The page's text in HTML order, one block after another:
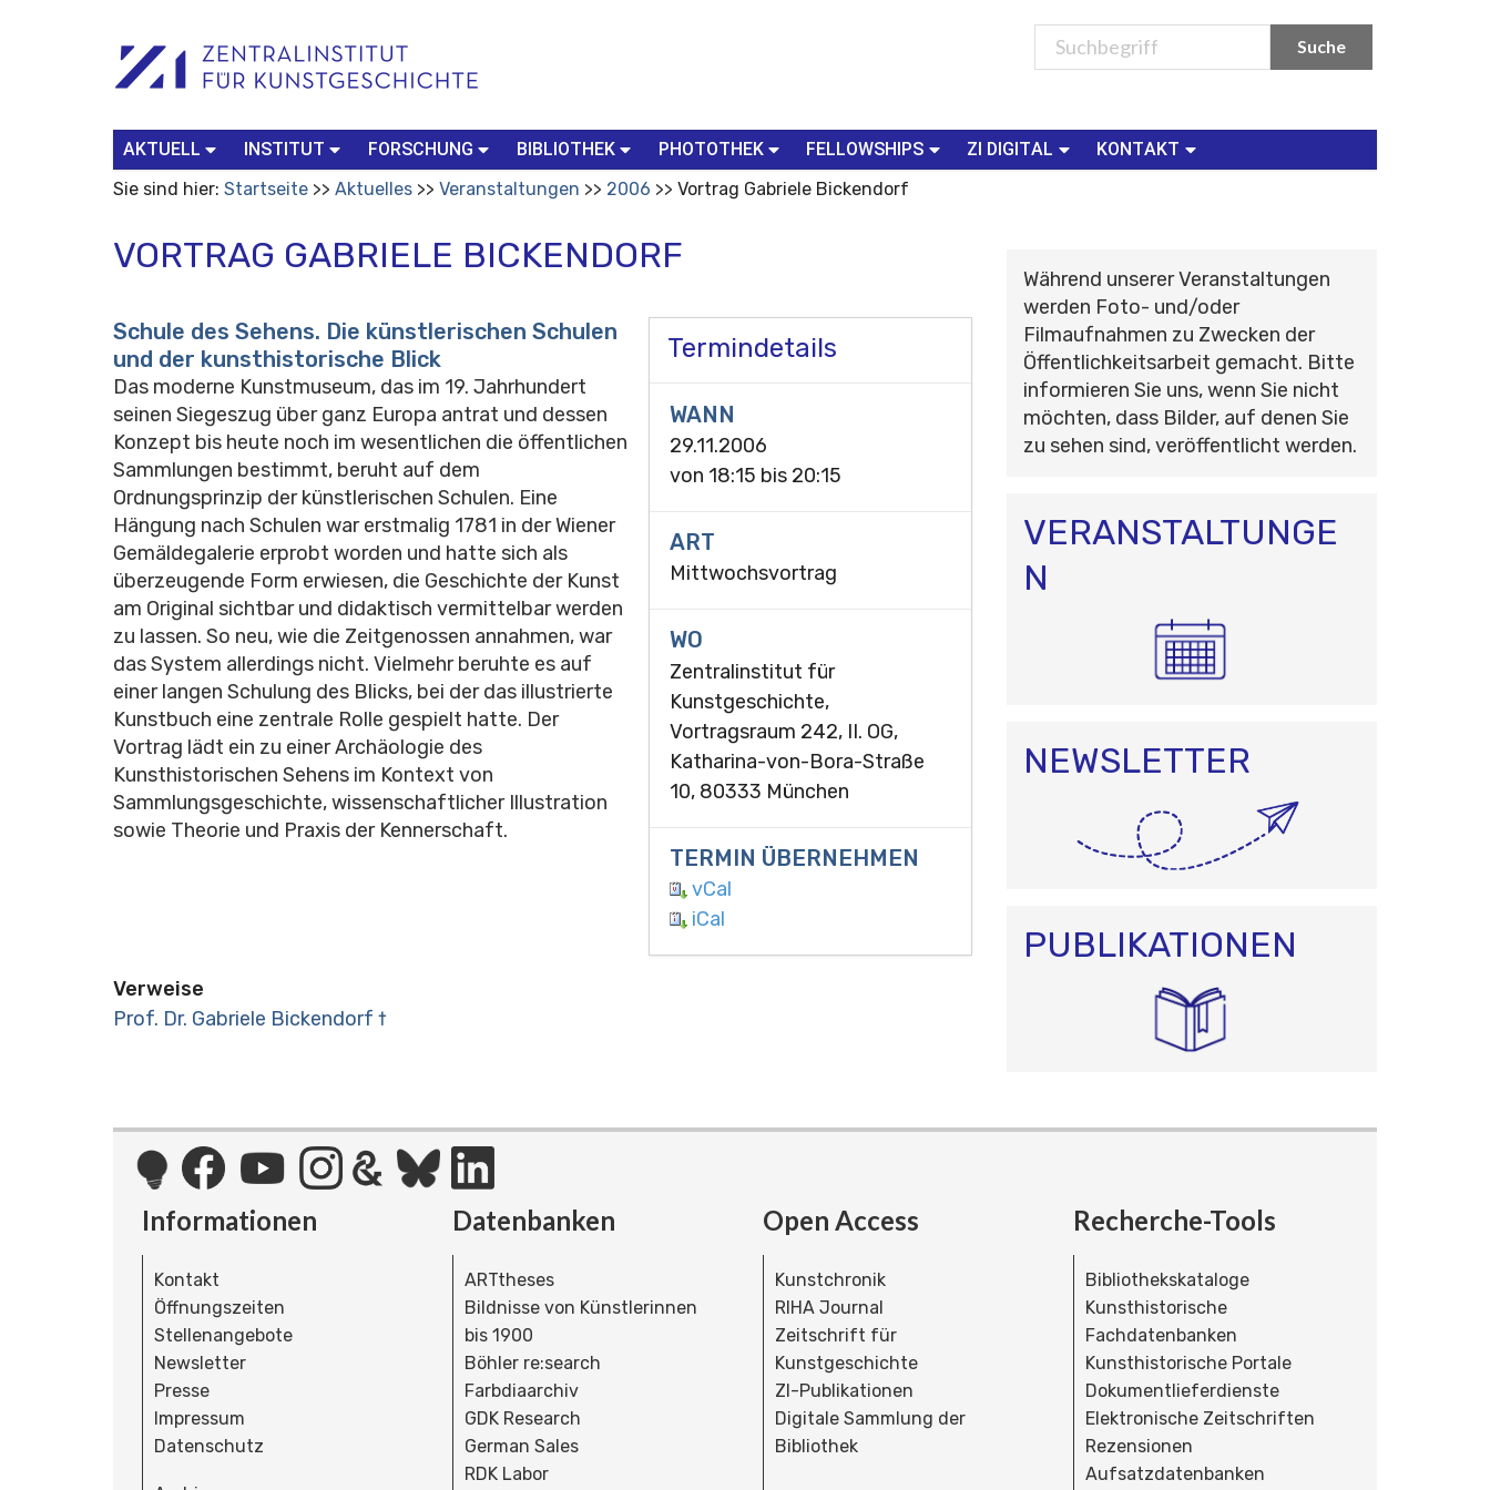
Werkzeuge
Search…
AKTUELL INSTITUT FORSCHUNG BIBLIOTHEK PHOTOTHEK FELLOWSHIPS ZI DIGITAL
KONTAKT
Sie sind hier: Startseite Aktuelles Veranstaltungen 2006 Vortrag Gabriele Bickendorf
VORTRAG GABRIELE BICKENDORF
Termindetails
WANN
29.11.2006
von 18:15 bis 20:15
ART
Mittwochsvortrag
WO
Zentralinstitut für
Kunstgeschichte,
Vortragsraum 242, II. OG,
Katharina-von-Bora-Straße
10, 80333 München
TERMIN ÜBERNEHMEN
vCal
iCal
Schule des Sehens. Die künstlerischen Schulen
und der kunsthistorische Blick
Das moderne Kunstmuseum, das im 19. Jahrhundert
seinen Siegeszug über ganz Europa antrat und dessen
Konzept bis heute noch im wesentlichen die öffentlichen
Sammlungen bestimmt, beruht auf dem
Ordnungsprinzip der künstlerischen Schulen. Eine
Hängung nach Schulen war erstmalig 1781 in der Wiener
Gemäldegalerie erprobt worden und hatte sich als
überzeugende Form erwiesen, die Geschichte der Kunst
am Original sichtbar und didaktisch vermittelbar werden
zu lassen. So neu, wie die Zeitgenossen annahmen, war
das System allerdings nicht. Vielmehr beruhte es auf
einer langen Schulung des Blicks, bei der das illustrierte
Kunstbuch eine zentrale Rolle gespielt hatte. Der
Vortrag lädt ein zu einer Archäologie des
Kunsthistorischen Sehens im Kontext von
Sammlungsgeschichte, wissenschaftlicher Illustration
sowie Theorie und Praxis der Kennerschaft.
Verweise
Prof. Dr. Gabriele Bickendorf †
Während unserer Veranstaltungen
werden Foto- und/oder
Filmaufnahmen zu Zwecken der
Öffentlichkeitsarbeit gemacht. Bitte
informieren Sie uns, wenn Sie nicht
möchten, dass Bilder, auf denen Sie
zu sehen sind, veröffentlicht werden.
VERANSTALTUNGE
N
NEWSLETTER
PUBLIKATIONEN
Informationen
Kontakt
Öffnungszeiten
Stellenangebote
Newsletter
Presse
Impressum
Datenschutz
Datenbanken
ARTtheses
Bildnisse von Künstlerinnen
bis 1900
Böhler re:search
Farbdiaarchiv
GDK Research
German Sales
RDK Labor
Open Access
Kunstchronik
RIHA Journal
Zeitschrift für
Kunstgeschichte
ZI-Publikationen
Digitale Sammlung der
Bibliothek
Recherche-Tools
Bibliothekskataloge
Kunsthistorische
Fachdatenbanken
Kunsthistorische Portale
Dokumentlieferdienste
Elektronische Zeitschriften
Rezensionen
Aufsatzdatenbanken